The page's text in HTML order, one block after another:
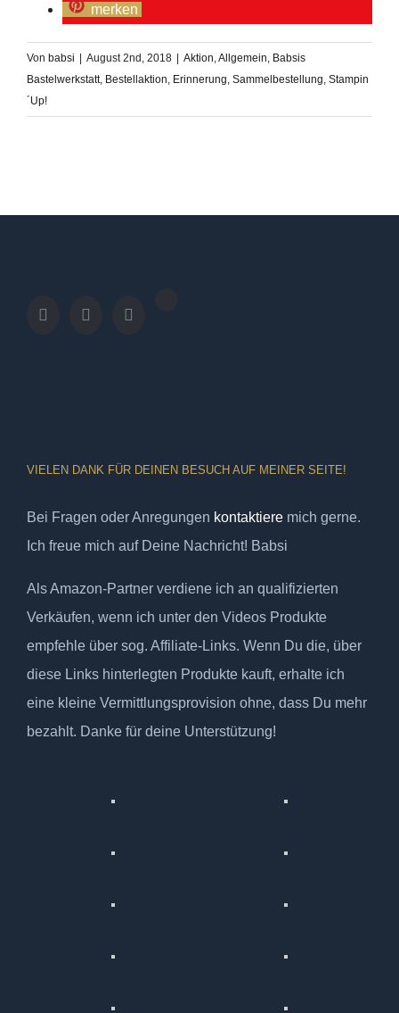
merken
Von babsi | August 2nd, 2018 | Aktion Allgemein Babsis
Bastelwerkstatt, Bestellaktion Erinnerung Sammelbestellung Stampin
´Up!
VIELEN DANK FÜR DEINEN BESUCH AUF MEINER SEITE!
Bei Fragen oder Anregungen kontaktiere mich gerne.
Ich freue mich auf Deine Nachricht! Babsi
Als Amazon-Partner verdiene ich an qualifizierten
Verkäufen, wenn ich unter den Videos Produkte
empfehle über sog. Affiliate-Links. Wenn Du die, über
diese Links hinterlegten Produkte kauft, erhalte ich
eine kleine Vermittlungsprovision ohne, dass Du mehr
bezahlt. Danke für deine Unterstützung!